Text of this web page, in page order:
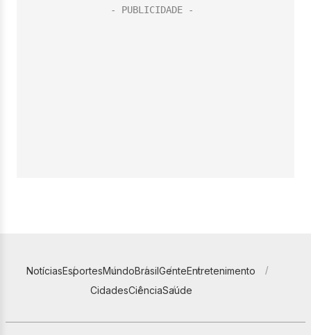
NotíciasEsportesMundoBrasilGenteEntretenimento
CidadesCiênciaSaúde